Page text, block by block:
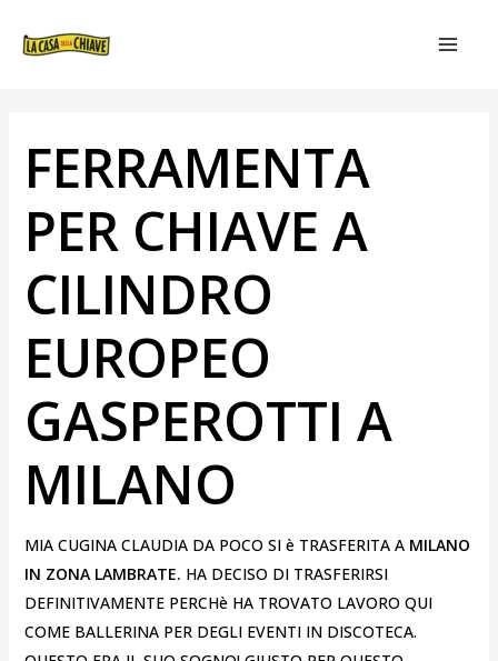
FERRAMENTA
PER CHIAVE A
CILINDRO
EUROPEO
GASPEROTTI A
MILANO
MIA CUGINA CLAUDIA DA POCO SI è TRASFERITA A MILANO
IN ZONA LAMBRATE. HA DECISO DI TRASFERIRSI
DEFINITIVAMENTE PERCHè HA TROVATO LAVORO QUI
COME BALLERINA PER DEGLI EVENTI IN DISCOTECA.
ARTICOLI